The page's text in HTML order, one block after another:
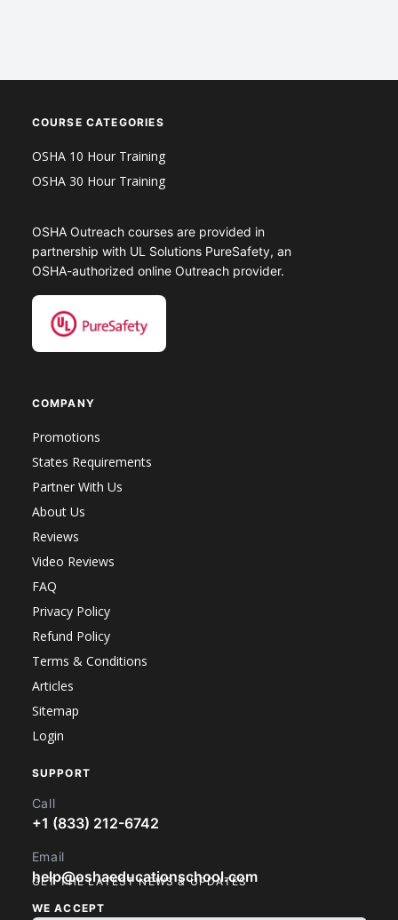
COURSE CATEGORIES
OSHA 10 Hour Training
OSHA 30 Hour Training
OSHA Outreach courses are provided in
partnership with UL Solutions PureSafety, an
OSHA-authorized online Outreach provider.
COMPANY
Promotions
States Requirements
Partner With Us
About Us
Reviews
Video Reviews
FAQ
Privacy Policy
Refund Policy
Terms & Conditions
Articles
Sitemap
Login
SUPPORT
Call
+1 (833) 212-6742
Email
help@oshaeducationschool.com
WE ACCEPT
GET THE LATEST NEWS & UPDATES